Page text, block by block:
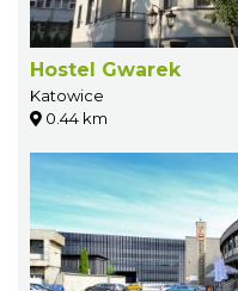
Hostel Gwarek
Katowice
0.44 km